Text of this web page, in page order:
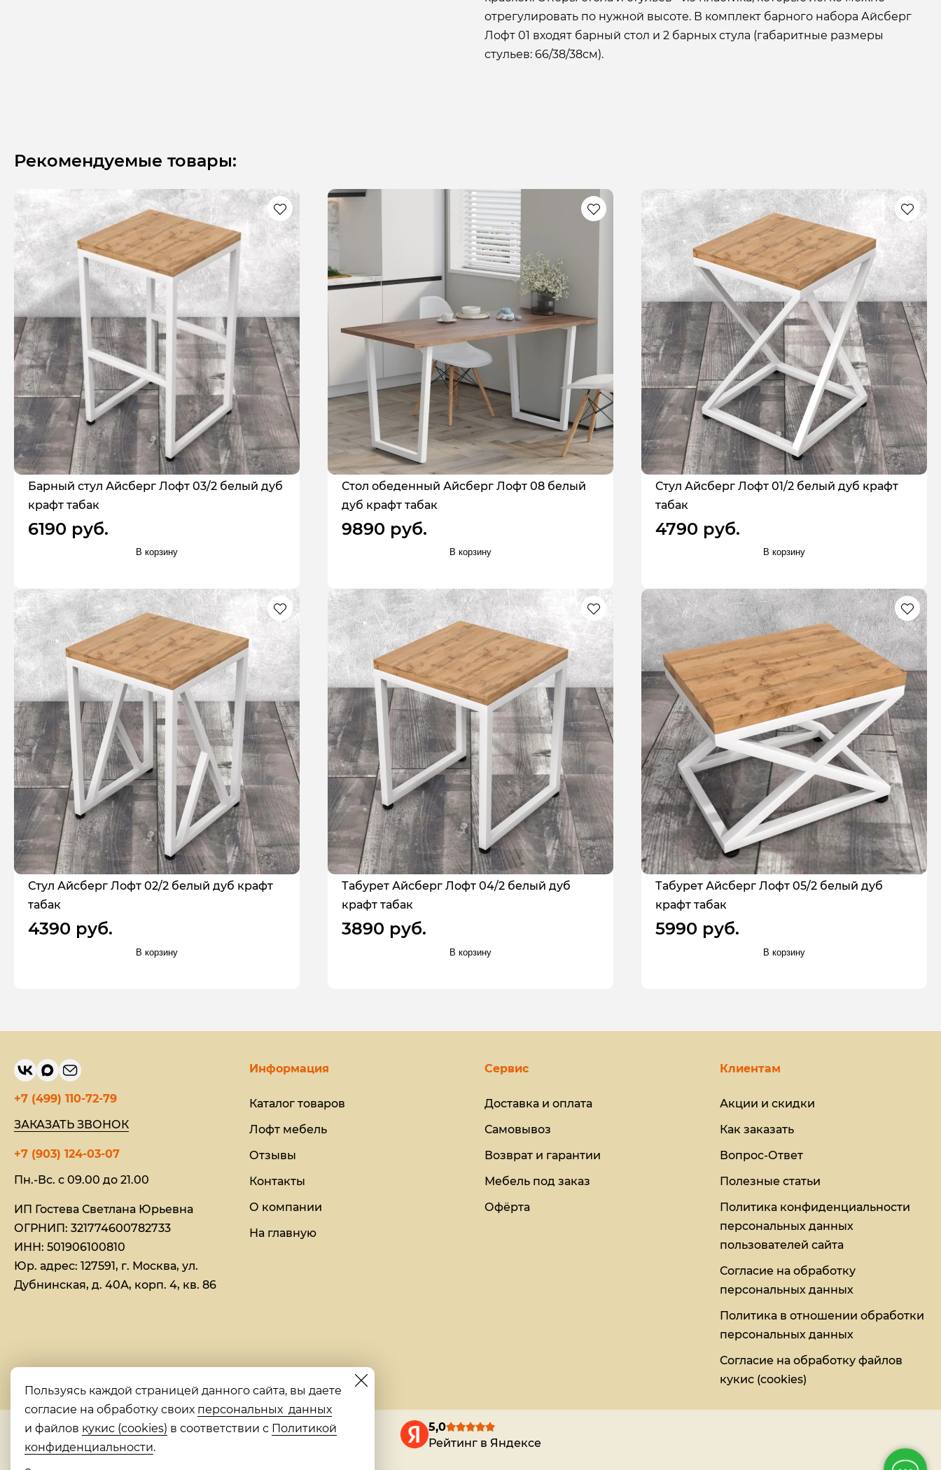
отрегулировать по нужной высоте. В комплект барного набора Айсберг
Лофт 01 входят барный стол и 2 барных стула (габаритные размеры
стульев: 66/38/38см).
Рекомендуемые товары:
Барный стул Айсберг Лофт 03/2 белый дуб
крафт табак
6190 руб.
В корзину
Стол обеденный Айсберг Лофт 08 белый
дуб крафт табак
9890 руб.
В корзину
Стул Айсберг Лофт 01/2 белый дуб крафт
табак
4790 руб.
В корзину
Стул Айсберг Лофт 02/2 белый дуб крафт
табак
4390 руб.
В корзину
Табурет Айсберг Лофт 04/2 белый дуб
крафт табак
3890 руб.
В корзину
Табурет Айсберг Лофт 05/2 белый дуб
крафт табак
5990 руб.
В корзину
+7 (499) 110-72-79
ЗАКАЗАТЬ ЗВОНОК
+7 (903) 124-03-07
Пн.-Вс. с 09.00 до 21.00
ИП Гостева Светлана Юрьевна​
ОГРНИП: 321774600782733
ИНН: 501906100810
Юр. адрес: 127591, г. Москва, ул.
Дубнинская, д. 40А, корп. 4, кв. 86
Информация
Каталог товаров
Лофт мебель
Отзывы
Контакты
О компании
На главную
Сервис
Доставка и оплата
Самовывоз
Возврат и гарантии
Мебель под заказ
Офёрта
Клиентам
Акции и скидки
Как заказать
Вопрос-Ответ
Полезные статьи
Политика конфиденциальности
персональных данных
пользователей сайта
Согласие на обработку
персональных данных
Политика в отношении обработки
персональных данных
Согласие на обработку файлов
кукис (cookies)
5,0
Рейтинг в Яндексе
Пользуясь каждой страницей данного сайта, вы даете
согласие на обработку своих персональных данных
и файлов кукис (cookies) в соответствии с Политикой
конфиденциальности.